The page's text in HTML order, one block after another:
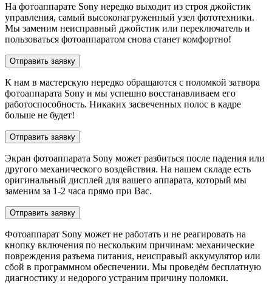
На фотоаппарате Sony нередко выходит из строя джойстик
управления, самый высоконагруженный узел фототехники.
Мы заменим неисправный джойстик или переключатель и
пользоваться фотоаппаратом снова станет комфортно!
Отправить заявку
К нам в мастерскую нередко обращаются с поломкой затвора
фотоаппарата Sony и мы успешно восстанавливаем его
работоспособность. Никаких засвеченных полос в кадре
больше не будет!
Отправить заявку
Экран фотоаппарата Sony может разбиться после падения или
другого механического воздействия. На нашем складе есть
оригинальный дисплей для вашего аппарата, который мы
заменим за 1-2 часа прямо при Вас.
Отправить заявку
Фотоаппарат Sony может не работать и не реагировать на
кнопку включения по нескольким причинам: механические
повреждения разъема питания, неисправый аккумулятор или
сбой в программном обеспечении. Мы проведём бесплатную
диагностику и недорого устраним причину поломки.